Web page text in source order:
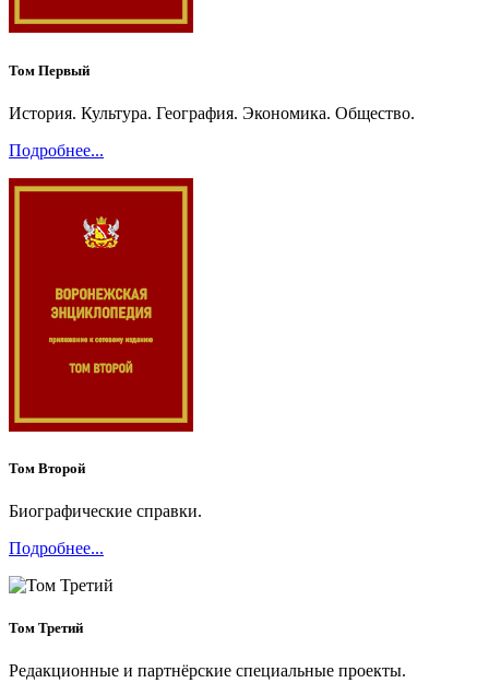
Том Первый
История. Культура. География. Экономика. Общество.
Подробнее...
Том Второй
Биографические справки.
Подробнее...
Том Третий
Редакционные и партнёрские специальные проекты.